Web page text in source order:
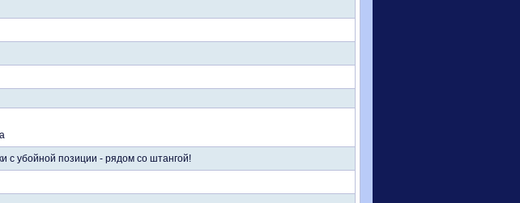
с убойной позиции - рядом со штангой!